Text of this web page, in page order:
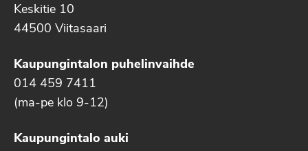
Keskitie 10
44500 Viitasaari
Kaupungintalon puhelinvaihde
014 459 7411
(ma-pe klo 9-12)
Kaupungintalo auki